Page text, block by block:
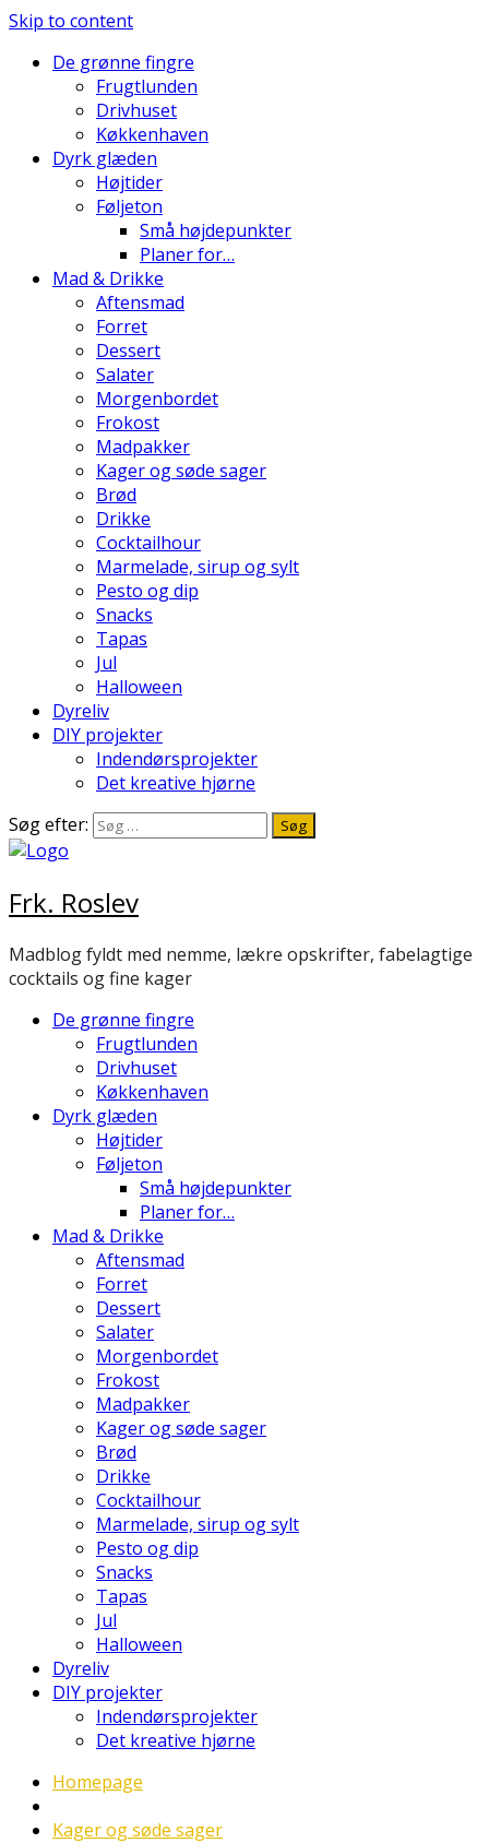
Skip to content
De grønne fingre
Frugtlunden
Drivhuset
Køkkenhaven
Dyrk glæden
Højtider
Føljeton
Små højdepunkter
Planer for…
Mad & Drikke
Aftensmad
Forret
Dessert
Salater
Morgenbordet
Frokost
Madpakker
Kager og søde sager
Brød
Drikke
Cocktailhour
Marmelade, sirup og sylt
Pesto og dip
Snacks
Tapas
Jul
Halloween
Dyreliv
DIY projekter
Indendørsprojekter
Det kreative hjørne
Søg efter:
Frk. Roslev
Madblog fyldt med nemme, lækre opskrifter, fabelagtige
cocktails og fine kager
De grønne fingre
Frugtlunden
Drivhuset
Køkkenhaven
Dyrk glæden
Højtider
Føljeton
Små højdepunkter
Planer for…
Mad & Drikke
Aftensmad
Forret
Dessert
Salater
Morgenbordet
Frokost
Madpakker
Kager og søde sager
Brød
Drikke
Cocktailhour
Marmelade, sirup og sylt
Pesto og dip
Snacks
Tapas
Jul
Halloween
Dyreliv
DIY projekter
Indendørsprojekter
Det kreative hjørne
Homepage
Kager og søde sager